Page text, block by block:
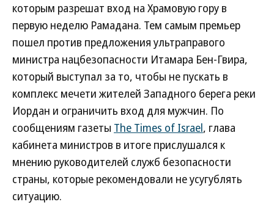
которым разрешат вход на Храмовую гору в
первую неделю Рамадана. Тем самым премьер
пошел против предложения ультраправого
министра нацбезопасности Итамара Бен-Гвира,
который выступал за то, чтобы не пускать в
комплекс мечети жителей Западного берега реки
Иордан и ограничить вход для мужчин. По
сообщениям газеты The Times of Israel, глава
кабинета министров в итоге прислушался к
мнению руководителей служб безопасности
страны, которые рекомендовали не усугублять
ситуацию.